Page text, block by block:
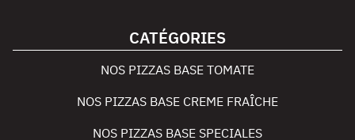
CATÉGORIES
NOS PIZZAS BASE TOMATE
NOS PIZZAS BASE CREME FRAÎCHE
NOS PIZZAS BASE SPECIALES